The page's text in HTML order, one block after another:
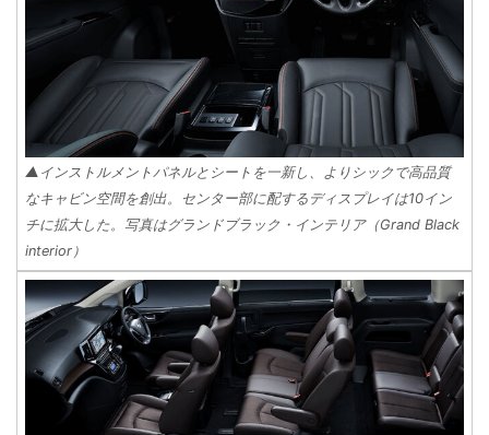
▲インストルメントパネルとシートを一新し、よりシックで高品質
なキャビン空間を創出。センター部に配するディスプレイは10イン
チに拡大した。写真はグランドブラック・インテリア（Grand Black
interior）